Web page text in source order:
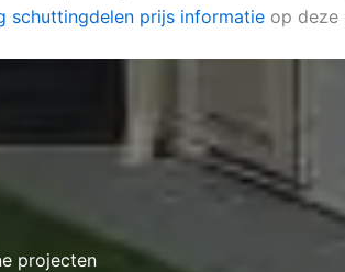
schuttingdelen prijs informatie op deze
projecten